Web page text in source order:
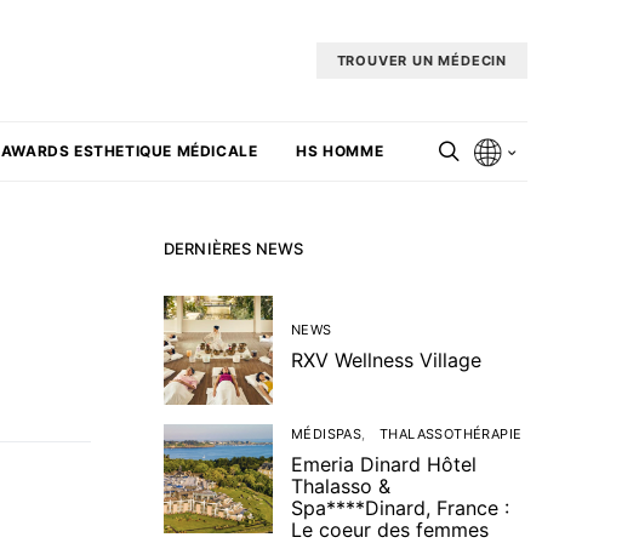
TROUVER UN MÉDECIN
AWARDS ESTHETIQUE MÉDICALE HS HOMME
DERNIÈRES NEWS
NEWS
RXV Wellness Village
MÉDISPAS THALASSOTHÉRAPIE
Emeria Dinard Hôtel
Thalasso &
Spa****Dinard, France :
Le coeur des femmes